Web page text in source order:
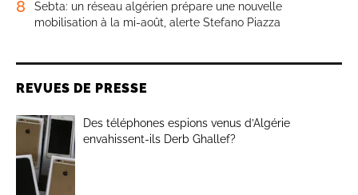
8
Sebta: un réseau algérien prépare une nouvelle
mobilisation à la mi-août, alerte Stefano Piazza
REVUES DE PRESSE
Des téléphones espions venus d’Algérie
envahissent-ils Derb Ghallef?